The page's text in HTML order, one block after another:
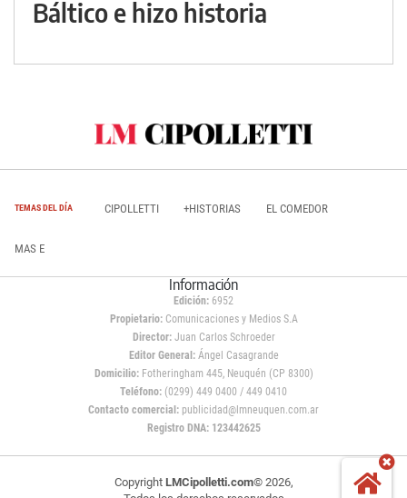
Báltico e hizo historia
TEMAS DEL DÍA CIPOLLETTI +HISTORIAS EL COMEDOR
MAS E
Información
Edición: 6952
Propietario:Comunicaciones y Medios S.A
Director: Juan Carlos Schroeder
Editor General:Ángel Casagrande
Domicilio:Fotheringham 445, Neuquén (CP 8300)
Teléfono: (0299) 449 0400 / 449 0410
Contacto comercial: publicidad@lmneuquen.com.ar
Registro DNA: 123442625
Copyright LMCipolletti.com© 2026,